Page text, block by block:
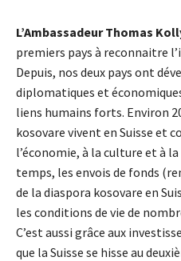
L’Ambassadeur Thomas
premiers pays à reconnaitre
Depuis, nos deux pays ont
diplomatiques et
liens humains forts. Environ
kosovare vivent en Suisse et
l’économie, à la culture et à
temps, les envois de fonds
de la diaspora kosovare en
les conditions de vie de
C’est aussi grâce aux
que la Suisse se hisse au